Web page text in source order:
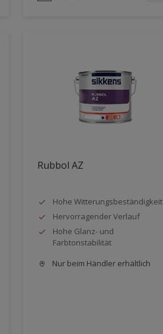
Rubbol AZ
Hohe Witterungsbeständigkeit
Hervorragender Verlauf
Hohe Glanz- und
Farbtonstabilität
Nur beim Händler erhältlich